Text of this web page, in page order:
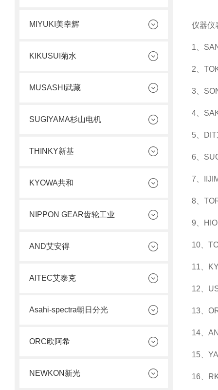
MIYUKI美幸辉
KIKUSUI菊水
MUSASHI武藏
SUGIYAMA杉山电机
THINKY新基
KYOWA共和
NIPPON GEAR齿轮工业
AND艾安得
AITEC艾泰克
Asahi-spectra朝日分光
ORC欧阿希
NEWKON新光
仪器仪
1、
2、
3、
4、
5、
6、
7、
8、
9、
10、
11、
12、
13、
14、
15、
16、